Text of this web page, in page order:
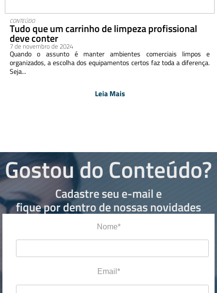
CONTEÚDO
Tudo que um carrinho de limpeza profissional
deve conter
7 de novembro de 2024
Quando o assunto é manter ambientes comerciais limpos e
organizados, a escolha dos equipamentos certos faz toda a diferença.
Seja...
Leia Mais
Gostou do Conteúdo?
Cadastre seu e-mail e
fique por dentro de nossas novidades
Nome*
Email*